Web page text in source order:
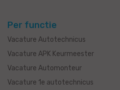
Per functie
Vacature Autotechnicus
Vacature APK Keurmeester
Vacature Automonteur
Vacature 1e autotechnicus